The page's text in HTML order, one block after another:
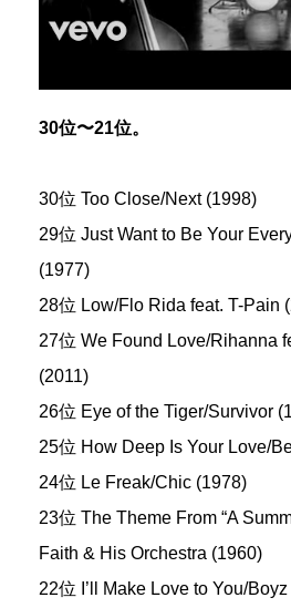
30位〜21位。
30位 Too Close/Next (1998)
29位 Just Want to Be Your
(1977)
28位 Low/Flo Rida feat. T-Pain
27位 We Found Love/Rihanna
(2011)
26位 Eye of the Tiger/Survivor
25位 How Deep Is Your Love/
24位 Le Freak/Chic (1978)
23位 The Theme From “A
Faith & His Orchestra (1960)
22位 I’ll Make Love to You/